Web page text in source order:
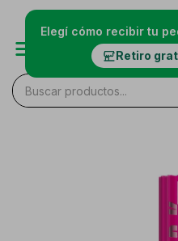
Elegí cómo recibir tu
Retiro